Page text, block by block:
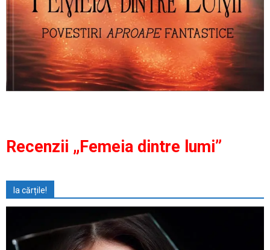
Recenzii „Femeia dintre lumi”
Ia cărțile!